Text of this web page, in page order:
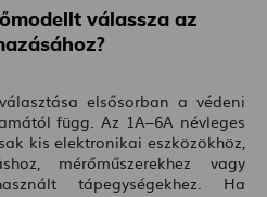
válassza az
elsősorban a védeni
függ. Az 1A–6A névleges
kis elektronikai eszközökhöz,
mérőműszerekhez vagy
tápegységekhez. Ha